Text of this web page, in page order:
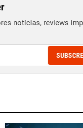
notícias, reviews